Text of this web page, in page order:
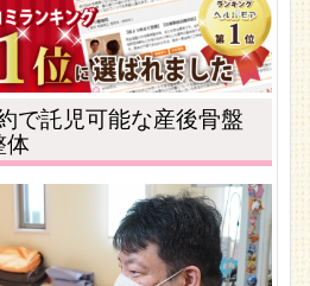
で託児可能な産後骨盤
体